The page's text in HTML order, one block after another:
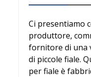
Ci presentiamo
produttore,
fornitore di una
di piccole fiale.
per fiale è